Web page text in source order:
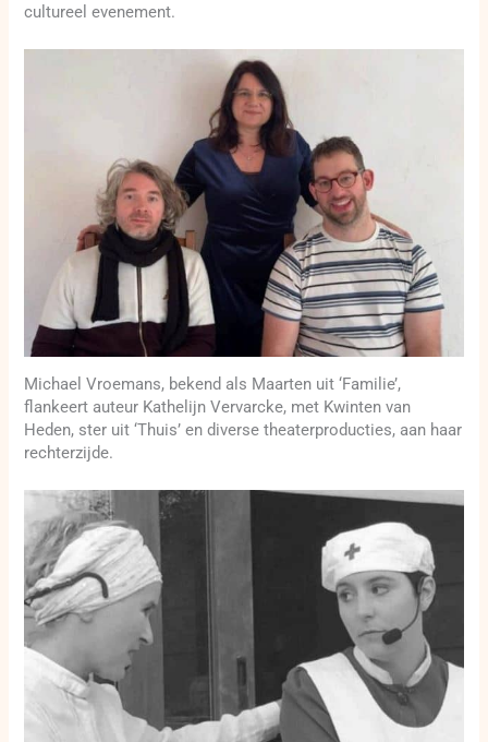
cultureel evenement.
Michael Vroemans, bekend als Maarten uit ‘Familie’,
flankeert auteur Kathelijn Vervarcke, met Kwinten van
Heden, ster uit ‘Thuis’ en diverse theaterproducties, aan haar
rechterzijde.